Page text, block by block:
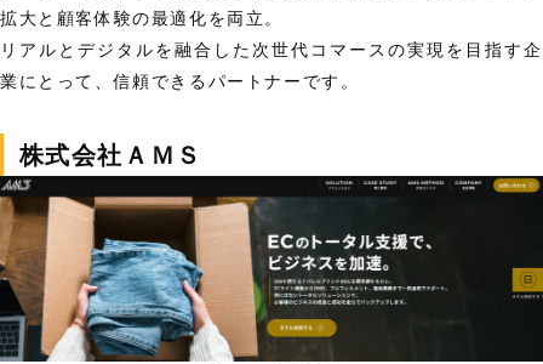
拡大と顧客体験の最適化を両立。
リアルとデジタルを融合した次世代コマースの実現を目指す企
業にとって、信頼できるパートナーです。
株式会社ＡＭＳ